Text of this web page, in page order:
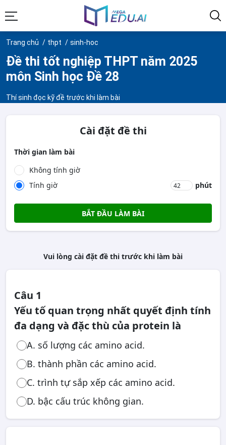
Trang chủ thpt sinh-hoc
Đề thi tốt nghiệp THPT năm 2025
môn Sinh học Đề 28
Thí sinh đọc kỹ đề trước khi làm bài
Cài đặt đề thi
Thời gian làm bài
Không tính giờ
Tính giờ
phút
BẮT ĐẦU LÀM BÀI
Vui lòng cài đặt đề thi trước khi làm bài
Câu 1
Yếu tố quan trọng nhất quyết định tính
đa dạng và đặc thù của protein là
A. số lượng các amino acid.
B. thành phần các amino acid.
C. trình tự sắp xếp các amino acid.
D. bậc cấu trúc không gian.